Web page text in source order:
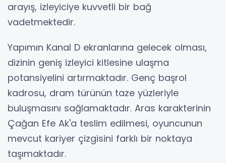
arayış, izleyiciye kuvvetli bir bağ
vadetmektedir.
Yapımın Kanal D ekranlarına gelecek olması,
dizinin geniş izleyici kitlesine ulaşma
potansiyelini artırmaktadır. Genç başrol
kadrosu, dram türünün taze yüzleriyle
buluşmasını sağlamaktadır. Aras karakterinin
Çağan Efe Ak'a teslim edilmesi, oyuncunun
mevcut kariyer çizgisini farklı bir noktaya
taşımaktadır.